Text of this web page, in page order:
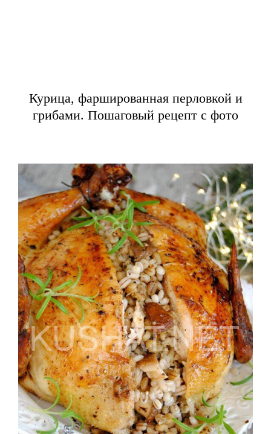
Курица, фаршированная перловкой и
грибами. Пошаговый рецепт с фото